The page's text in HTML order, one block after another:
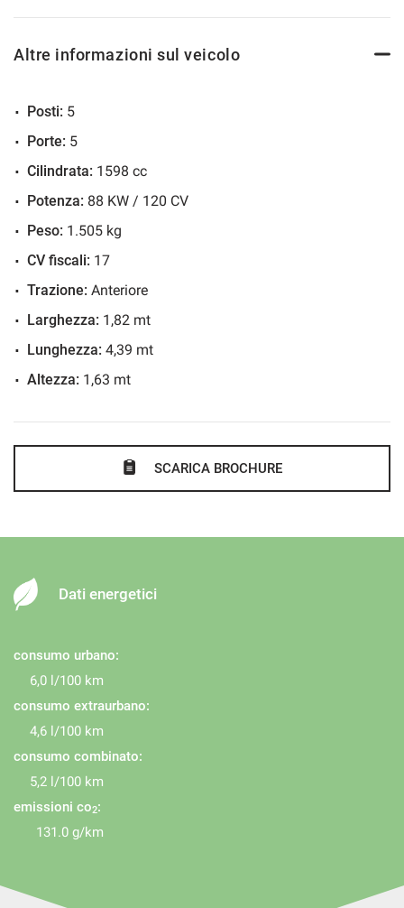
Controllo trazione
ESP
Fari Xenon
Fendinebbia
Frenata d'emergenza assistita
Immobilizzatore elettronico
Sensore di luce
Sensore di pioggia
Sensori di parcheggio posteriori
Sensori di parcheggio posteriori
Servosterzo
Specchietti laterali elettrici
Altre informazioni sul veicolo
Posti: 5
Porte: 5
Cilindrata: 1598 cc
Potenza: 88 KW / 120 CV
Peso: 1.505 kg
CV fiscali: 17
Trazione: Anteriore
Larghezza: 1,82 mt
Lunghezza: 4,39 mt
Altezza: 1,63 mt
SCARICA BROCHURE
Dati energetici
consumo urbano:
6,0 l/100 km
consumo extraurbano:
4,6 l/100 km
consumo combinato:
5,2 l/100 km
emissioni co2:
131.0 g/km